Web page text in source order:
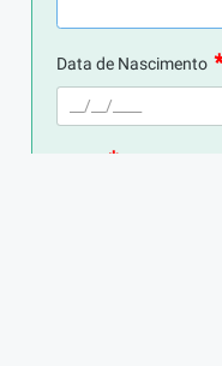
Data de Nascimento